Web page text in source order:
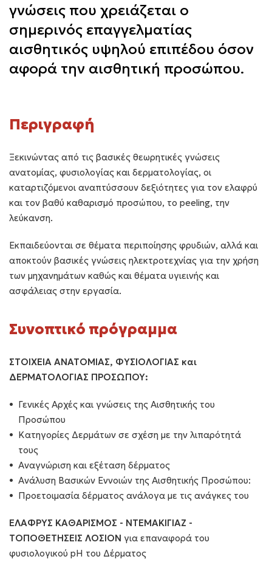
γνώσεις που χρειάζεται ο
σημερινός επαγγελματίας
αισθητικός υψηλού επιπέδου όσον
αφορά την αισθητική προσώπου.
Περιγραφή
Ξεκινώντας από τις βασικές θεωρητικές γνώσεις
ανατομίας, φυσιολογίας και δερματολογίας, οι
καταρτιζόμενοι αναπτύσσουν δεξιότητες για τον ελαφρύ
και τον βαθύ καθαρισμό προσώπου, το peeling, την
λεύκανση.
Εκπαιδεύονται σε θέματα περιποίησης φρυδιών, αλλά και
αποκτούν βασικές γνώσεις ηλεκτροτεχνίας για την χρήση
των μηχανημάτων καθώς και θέματα υγιεινής και
ασφάλειας στην εργασία.
Συνοπτικό πρόγραμμα
ΣΤΟΙΧΕΙΑ ΑΝΑΤΟΜΙΑΣ, ΦΥΣΙΟΛΟΓΙΑΣ και
ΔΕΡΜΑΤΟΛΟΓΙΑΣ ΠΡΟΣΩΠΟΥ:
Γενικές Αρχές και γνώσεις της Αισθητικής του
Προσώπου
Κατηγορίες Δερμάτων σε σχέση με την λιπαρότητά
τους
Αναγνώριση και εξέταση δέρματος
Ανάλυση Βασικών Εννοιών της Αισθητικής Προσώπου:
Προετοιμασία δέρματος ανάλογα με τις ανάγκες του
ΕΛΑΦΡΥΣ ΚΑΘΑΡΙΣΜΟΣ - ΝΤΕΜΑΚΙΓΙΑΖ -
ΤΟΠΟΘΕΤΗΣΕΙΣ ΛΟΣΙΟΝ για επαναφορά του
φυσιολογικού pH του Δέρματος